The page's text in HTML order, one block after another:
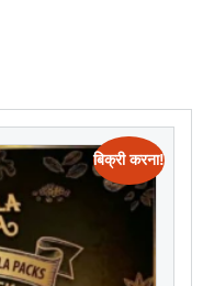
बिक्री करना!